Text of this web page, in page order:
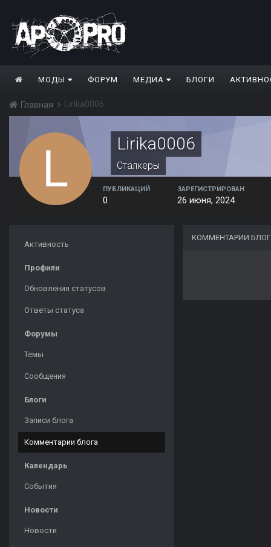
МОДЫ ФОРУМ МЕДИА БЛОГИ
Главная Lirika0006
Lirika0006
Сталкеры
ПУБЛИКАЦИЙ
0
ЗАРЕГИСТРИРОВАН
26 июня, 2024
Активность
Профили
Обновления статусов
Ответы статуса
Форумы
Темы
Сообщения
Блоги
Записи блога
Комментарии блога
Календарь
События
Новости
Новости
КОММЕНТАРИИ